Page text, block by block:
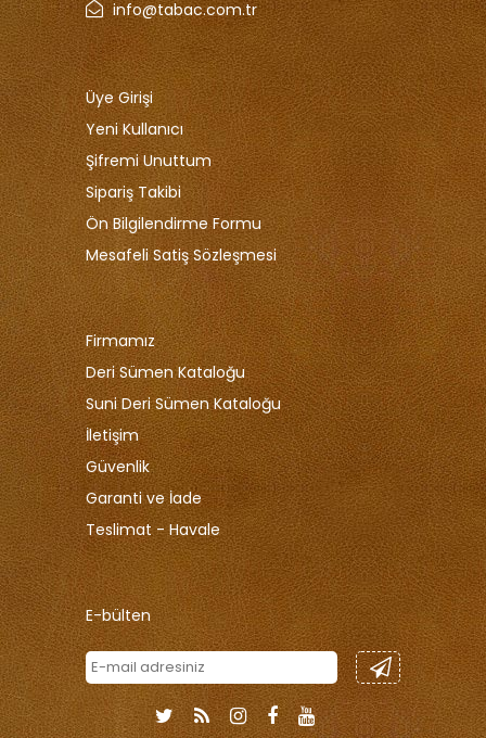
info@tabac.com.tr
Üye Girişi
Yeni Kullanıcı
Şifremi Unuttum
Sipariş Takibi
Ön Bilgilendirme Formu
Mesafeli Satiş Sözleşmesi
Firmamız
Deri Sümen Kataloğu
Suni Deri Sümen Kataloğu
İletişim
Güvenlik
Garanti ve İade
Teslimat - Havale
E-bülten